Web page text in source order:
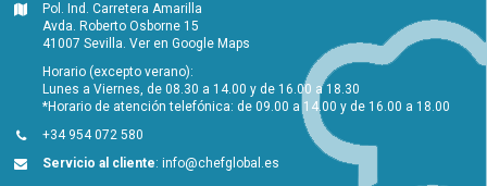
Pol. Ind. Carretera Amarilla
Avda. Roberto Osborne 15
41007 Sevilla.Ver en Google Maps
Horario (excepto verano):
Lunes a Viernes, de 08.30 a 14.00 y de 16.00 a 18.30
*Horario de atención telefónica: de 09.00 a 14.00 y de 16.00 a 18.00
+34 954 072 580
Servicio al cliente:info@chefglobal.es